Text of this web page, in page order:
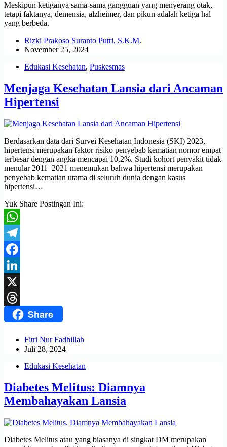
Meskipun ketiganya sama-sama gangguan yang menyerang otak,
tetapi faktanya, demensia, alzheimer, dan pikun adalah ketiga hal
yang berbeda.
Rizki Prakoso Suranto Putri, S.K.M.
November 25, 2024
Edukasi Kesehatan, Puskesmas
Menjaga Kesehatan Lansia dari Ancaman
Hipertensi
Berdasarkan data dari Survei Kesehatan Indonesia (SKI) 2023,
hipertensi merupakan faktor risiko penyebab kematian nomor empat
terbesar dengan angka mencapai 10,2%. Studi kohort penyakit tidak
menular 2011–2021 menemukan bahwa hipertensi merupakan
penyebab kematian utama di seluruh dunia dengan kasus
hipertensi…
Yuk Share Postingan Ini:
WhatsApp
Telegram
Facebook
LinkedIn
X
ThreadsShare
Fitri Nur Fadhillah
Juli 28, 2024
Edukasi Kesehatan
Diabetes Melitus: Diamnya
Membahayakan Lansia
Diabetes Melitus atau yang biasanya di singkat DM merupakan